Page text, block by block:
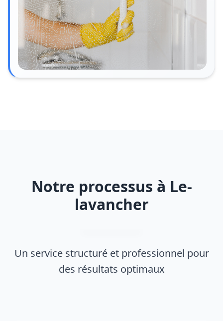
Notre processus à Le-
lavancher
Un service structuré et professionnel pour
des résultats optimaux